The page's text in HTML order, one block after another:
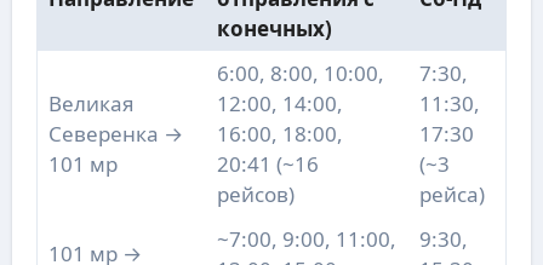
конечных)
Великая
Северенка →
101 мр
6:00, 8:00, 10:00,
12:00, 14:00,
16:00, 18:00,
20:41 (~16
рейсов)
7:30,
11:30,
17:30
(~3
рейса)
101 мр →
~7:00, 9:00, 11:00,
9:30,